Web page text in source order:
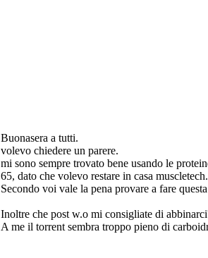
Buonasera a tutti.
volevo chiedere un parere.
mi sono sempre trovato bene usando le
65, dato che volevo restare in casa muscletech.
Secondo voi vale la pena provare a fare
Inoltre che post w.o mi consigliate di
A me il torrent sembra troppo pieno di